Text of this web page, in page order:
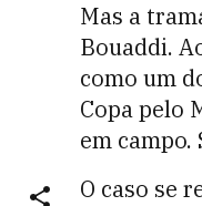
Mas a
Bouaddi.
como um
Copa pelo
em
O caso se